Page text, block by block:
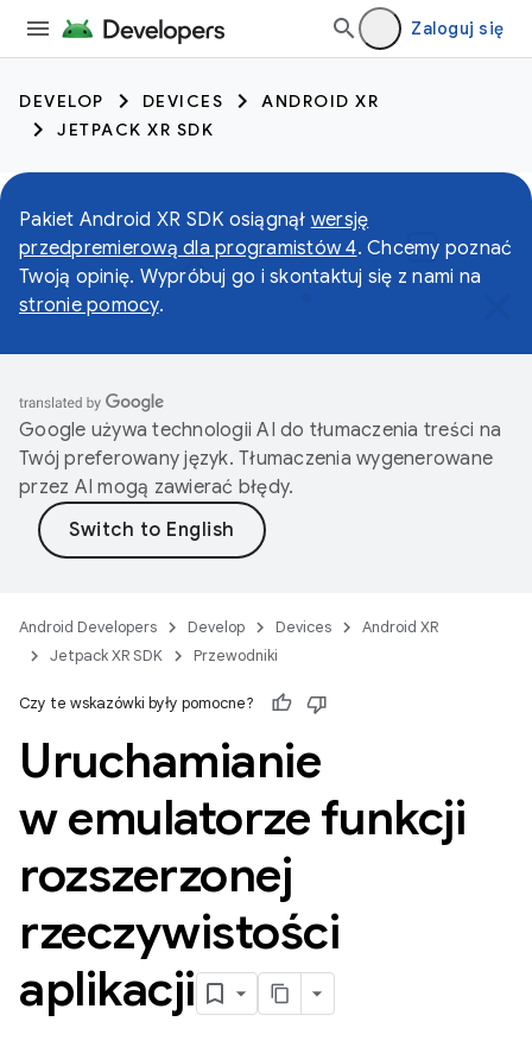
Zaloguj się
DEVELOP DEVICES
ANDROID XR
JETPACK XR SDK
Pakiet Android XR SDK osiągnął wersję
przedpremierową dla programistów 4. Chcemy poznać
Twoją opinię. Wypróbuj go i skontaktuj się z nami na
stronie pomocy.
Google używa technologii AI do tłumaczenia treści na
Twój preferowany język. Tłumaczenia wygenerowane
przez AI mogą zawierać błędy.
Android Developers Develop Devices
Android XR
Jetpack XR SDK
Przewodniki
Czy te wskazówki były pomocne?
Uruchamianie
w emulatorze funkcji
rozszerzonej
rzeczywistości
aplikacji